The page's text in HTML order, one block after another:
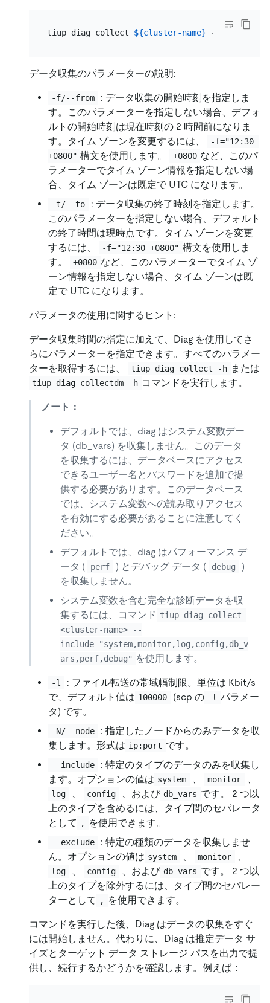
tiup diag collect ${cluster-name} -f= "-4h" -t=
データ収集のパラメーターの説明:
-f/--from
: データ収集の開始時刻を指定しま
す。このパラメーターを指定しない場合、デフォ
ルトの開始時刻は現在時刻の 2 時間前になりま
す。タイム ゾーンを変更するには、
-f="12:30
+0800" 構文を使用します。 +0800 など、このパ
ラメーターでタイム ゾーン情報を指定しない場
合、タイム ゾーンは既定で UTC になります。
-t/--to
: データ収集の終了時刻を指定します。
このパラメーターを指定しない場合、デフォルト
の終了時間は現時点です。タイム ゾーンを変更
するには、
-f="12:30 +0800" 構文を使用しま
す。
+0800 など、このパラメーターでタイム ゾ
ーン情報を指定しない場合、タイム ゾーンは既
定で UTC になります。
パラメータの使用に関するヒント:
データ収集時間の指定に加えて、Diag を使用してさ
らにパラメーターを指定できます。すべてのパラメー
ターを取得するには、
tiup diag collect -h または
tiup diag collectdm -h コマンドを実行します。
ノート：
デフォルトでは、diag はシステム変数デー
タ (db_vars) を収集しません。このデータ
を収集するには、データベースにアクセス
できるユーザー名とパスワードを追加で提
供する必要があります。このデータベース
では、システム変数への読み取りアクセス
を有効にする必要があることに注意してく
ださい。
デフォルトでは、diag はパフォーマンス デ
ータ (
perf ) とデバッグ データ ( debug
)
を収集しません。
システム変数を含む完全な診断データを収
集するには、コマンド tiup diag collect
<cluster-name> --
include="system,monitor,log,config,db_v
ars,perf,debug" を使用します。
-l
: ファイル転送の帯域幅制限。単位は Kbit/s
で、デフォルト値は 100000 (scp の -l パラメー
タ) です。
-N/--node
: 指定したノードからのみデータを収
集します。形式は ip:port です。
--include
: 特定のタイプのデータのみを収集し
ます。オプションの値は system 、 monitor 、
log 、 config 、および db_vars です。 2 つ以
上のタイプを含めるには、タイプ間のセパレータ
として
, を使用できます。
--exclude
: 特定の種類のデータを収集しませ
ん。オプションの値は system 、 monitor 、
log 、 config 、および db_vars です。 2 つ以
上のタイプを除外するには、タイプ間のセパレー
ターとして
, を使用できます。
コマンドを実行した後、Diag はデータの収集をすぐ
には開始しません。代わりに、Diag は推定データ サ
イズとターゲット データ ストレージ パスを出力で提
供し、続行するかどうかを確認します。例えば：